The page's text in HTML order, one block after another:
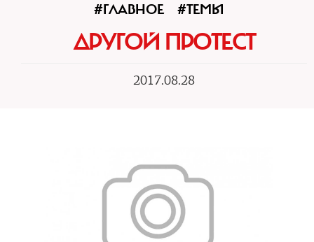
#ГЛАВНОЕ #ТЕМЫ
ДРУГОЙ ПРОТЕСТ
2017.08.28